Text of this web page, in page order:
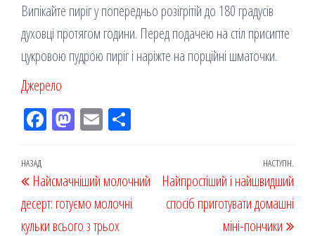
Випікайте пиріг у попередньо розігрітій до 180 градусів
духовці протягом години. Перед подачею на стіл присипте
цукровою пудрою пиріг і наріжте на порційні шматочки.
Джерело
Fac
k
M
on
Em
ис
я
Навігація
записів
Попередній
запис
НАЗАД
Найсмачніший молочний
десерт: готуємо молочні
кульки всього з трьох
НАСТУПН.
Найпростіший і найшвидший
спосіб приготувати домашні
міні-пончики